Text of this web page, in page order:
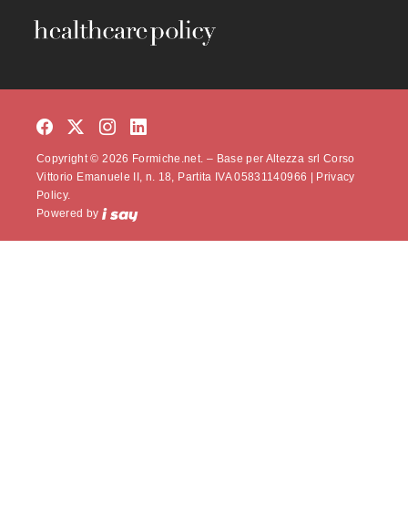
Copyright © 2026 Formiche.net. – Base per Altezza srl Corso
Vittorio Emanuele II, n. 18, Partita IVA 05831140966 |
Privacy
Policy.
Powered by